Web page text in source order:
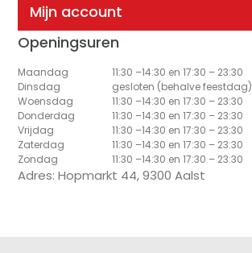
Mijn account
Openingsuren
Maandag
11:30 –14:30 en 17:30 – 23:30
Dinsdag
gesloten (behalve feestdag)
Woensdag
11:30 –14:30 en 17:30 – 23:30
Donderdag
11:30 –14:30 en 17:30 – 23:30
Vrijdag
11:30 –14:30 en 17:30 – 23:30
Zaterdag
11:30 –14:30 en 17:30 – 23:30
Zondag
11:30 –14:30 en 17:30 – 23:30
Adres: Hopmarkt 44, 9300 Aalst